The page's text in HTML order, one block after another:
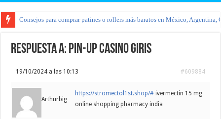
Consejos para comprar patines o rollers más baratos en México, Argentina,
Respuesta a: pin-up casino giris
19/10/2024 a las 10:13 #609884
Arthurbig
https://stromectol1st.shop/# ivermectin 15 mg
online shopping pharmacy india